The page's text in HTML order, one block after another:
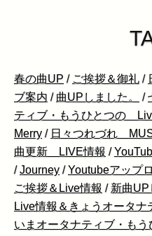
春の曲UP / ご挨拶＆御礼 /
ブ案内 / 曲UPしました。 /
ティブ・もうひとつの
Merry / 日々つれづれ
曲更新 LIVE情報 /
/Journey /Youtubeアップ
ご挨拶＆Live情報 / 新曲UP
Live情報＆きょうオータ
いまオータナティブ・も